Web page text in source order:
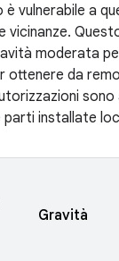
è vulnerabile a
vicinanze.
moderata
ottenere da
sono
parti installate
Gravità